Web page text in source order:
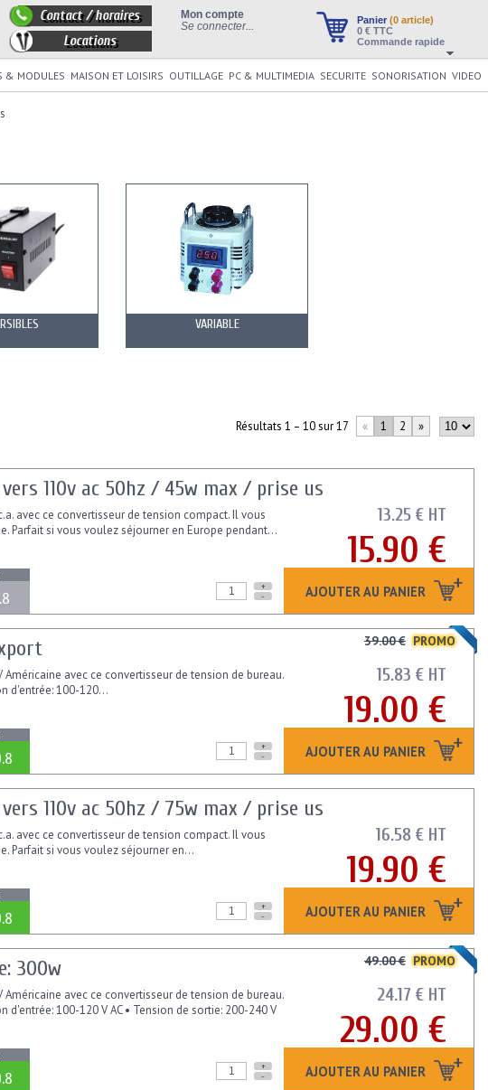
Panier (0 article)
0 € TTC
Commande rapide
Mon compte
Se connecter...
Contact / horaires
Locations
& MODULES MAISON ET LOISIRS OUTILLAGE PC & MULTIMEDIA SECURITE SONORISATION VIDEO
VARIABLE
Résultats 1 – 10 sur 17 « 1 2 »
13.25 € HT
15.90 €
AJOUTER AU PANIER
110v ac 50hz / 45w max / prise us
avec ce convertisseur de tension compact. Il vous
Parfait si vous voulez séjourner en Europe pendant...
+
-
39.00 € PROMO
15.83 € HT
19.00 €
AJOUTER AU PANIER
avec ce convertisseur de tension de bureau.
d'entrée: 100-120...
+
-
16.58 € HT
19.90 €
AJOUTER AU PANIER
110v ac 50hz / 75w max / prise us
avec ce convertisseur de tension compact. Il vous
Parfait si vous voulez séjourner en...
+
-
49.00 € PROMO
24.17 € HT
29.00 €
AJOUTER AU PANIER
300w
avec ce convertisseur de tension de bureau.
100-120 V AC • Tension de sortie: 200-240 V
+
-